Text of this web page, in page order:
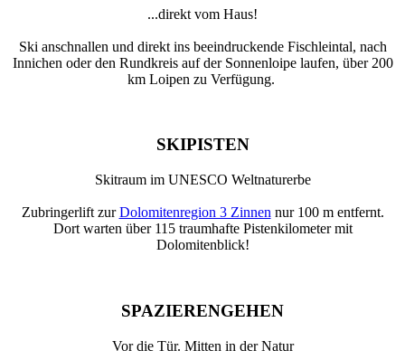
...direkt vom Haus!
Ski anschnallen und direkt ins beeindruckende Fischleintal, nach
Innichen oder den Rundkreis auf der Sonnenloipe laufen, über 200
km Loipen zu Verfügung.
SKIPISTEN
Skitraum im UNESCO Weltnaturerbe
Zubringerlift zurDolomitenregion 3 Zinnen nur 100 m entfernt.
Dort warten über 115 traumhafte Pistenkilometer mit
Dolomitenblick!
SPAZIERENGEHEN
Vor die Tür. Mitten in der Natur